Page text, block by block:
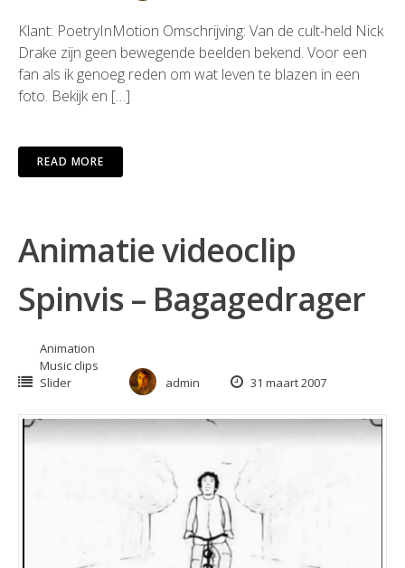
Klant: PoetryInMotion Omschrijving: Van de cult-held Nick
Drake zijn geen bewegende beelden bekend. Voor een
fan als ik genoeg reden om wat leven te blazen in een
foto. Bekijk en […]
READ MORE
Animatie videoclip
Spinvis – Bagagedrager
Animation
Music clips
Slider
admin 31 maart 2007